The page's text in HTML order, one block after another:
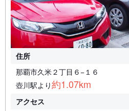
住所
那覇市久米２丁目６−１６
壺川駅より約1.07km
アクセス